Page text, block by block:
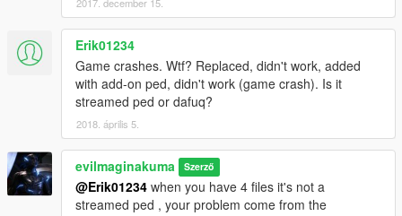
Erik01234
Game crashes. Wtf? Replaced, didn't work, added
with add-on ped, didn't work (game crash). Is it
streamed ped or dafuq?
2018. április 5.
evilmaginakuma Szerző
@Erik01234 when you have 4 files it's not a
streamed ped , your problem come from the